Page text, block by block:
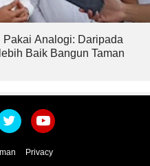
Analogi: Daripada
Baik Bangun Taman
Privacy